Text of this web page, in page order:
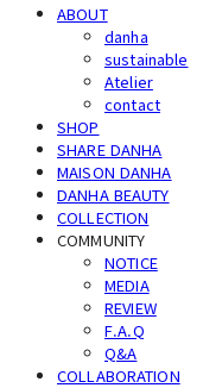
ABOUT
danha
sustainable
Atelier
contact
SHOP
SHARE DANHA
MAISON DANHA
DANHA BEAUTY
COLLECTION
COMMUNITY
NOTICE
MEDIA
REVIEW
F.A.Q
Q&A
COLLABORATION